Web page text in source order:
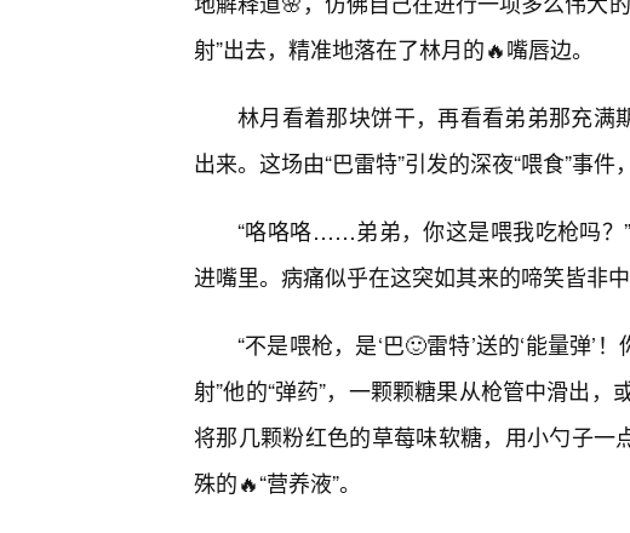
射”出去，精准地落在了林月的🔥嘴唇边。
林月看着那块饼干，再看看弟弟那充满
出来。这场由“巴雷特”引发的深夜“喂食”事件
“咯咯咯……弟弟，你这是喂我吃枪吗
进嘴里。病痛似乎在这突如其来的啼笑皆非
“不是喂枪，是‘巴🙂雷特’送的‘能量弹’
射”他的“弹药”，一颗颗糖果从枪管中滑出
将那几颗粉红色的草莓味软糖，用小勺子一
殊的🔥“营养液”。